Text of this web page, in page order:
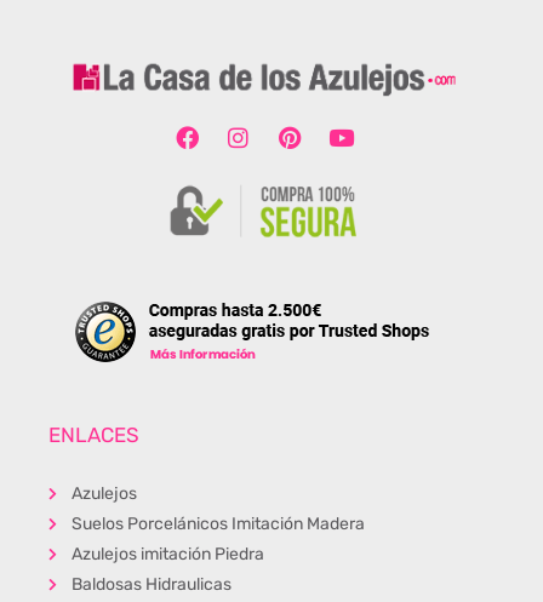
ENLACES
Azulejos
Suelos Porcelánicos Imitación Madera
Azulejos imitación Piedra
Baldosas Hidraulicas